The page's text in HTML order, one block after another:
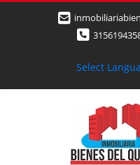
Select